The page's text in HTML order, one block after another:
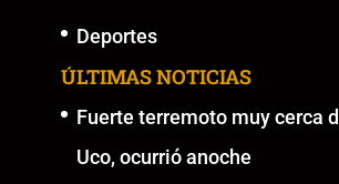
Deportes
ÚLTIMAS NOTICIAS
Fuerte terremoto muy cerca
Uco, ocurrió anoche